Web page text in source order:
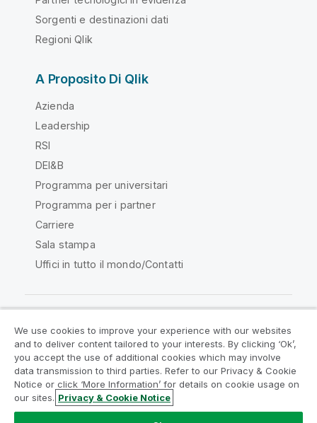
Sorgenti e destinazioni dati
Regioni Qlik
A Proposito Di Qlik
Azienda
Leadership
RSI
DEI&B
Programma per universitari
Programma per i partner
Carriere
Sala stampa
Uffici in tutto il mondo/Contatti
Qlik Community
Contratti
Termini del prodotto
Legal Policies
Note Legali
Termini di utilizzo
Marchi Do Not Share My Info
We use cookies to improve your experience with our websites
and to deliver content tailored to your interests. By clicking ‘Ok’,
you accept the use of additional cookies which may involve
data transmission to third parties. Refer to our Privacy & Cookie
Notice or click ‘More Information’ for details on cookie usage on
our sites. Privacy & Cookie Notice